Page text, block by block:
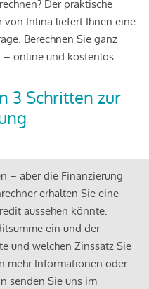
Der praktische
von Infina liefert Ihnen eine
Berechnen Sie ganz
– online und kostenlos.
3 Schritten zur
– aber die Finanzierung
erhalten Sie eine
aussehen könnte.
ein und der
und welchen Zinssatz Sie
mehr Informationen oder
senden Sie uns im